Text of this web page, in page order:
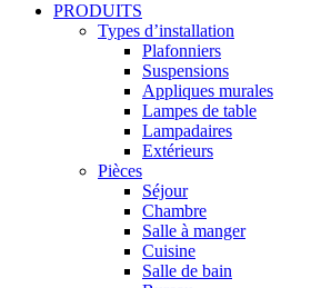
PRODUITS
Types d’installation
Plafonniers
Suspensions
Appliques murales
Lampes de table
Lampadaires
Extérieurs
Pièces
Séjour
Chambre
Salle à manger
Cuisine
Salle de bain